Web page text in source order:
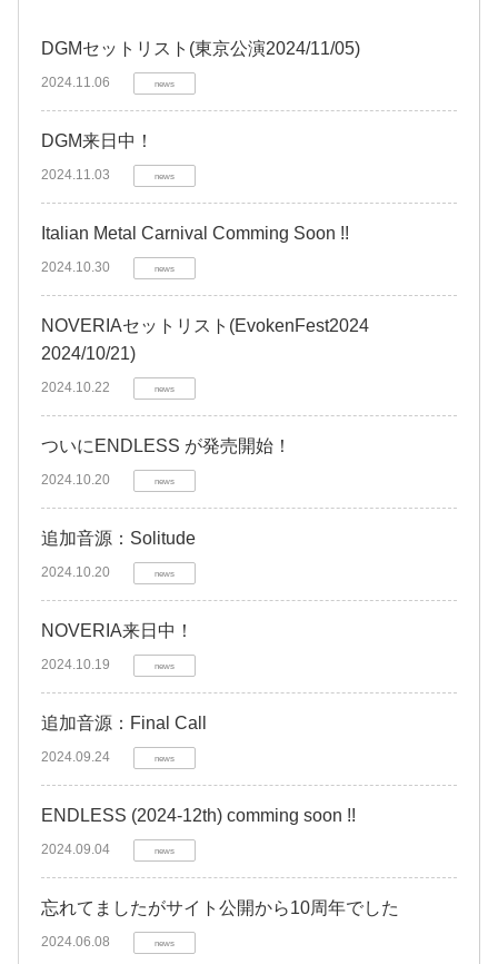
DGMセットリスト(東京公演2024/11/05)
2024.11.06 news
DGM来日中！
2024.11.03 news
Italian Metal Carnival Comming Soon !!
2024.10.30 news
NOVERIAセットリスト(EvokenFest2024
2024/10/21)
2024.10.22 news
ついにENDLESS が発売開始！
2024.10.20 news
追加音源：Solitude
2024.10.20 news
NOVERIA来日中！
2024.10.19 news
追加音源：Final Call
2024.09.24 news
ENDLESS (2024-12th) comming soon !!
2024.09.04 news
忘れてましたがサイト公開から10周年でした
2024.06.08 news